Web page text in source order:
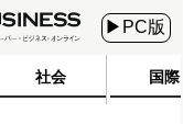
▶PC版
社会 国際